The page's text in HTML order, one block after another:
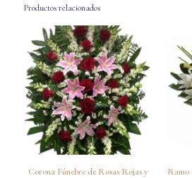
Productos relacionados
Corona Fúnebre de Rosas Rojas y
Ramo